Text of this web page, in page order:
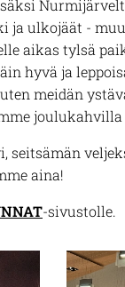
ja ulkojäät -
aikas tylsä
hyvä ja
meidän
joulukahvilla
aina!
-sivustolle.